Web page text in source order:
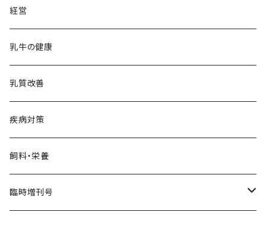
経営
乳牛の健康
乳質改善
疾病対策
飼料・栄養
臨時増刊号